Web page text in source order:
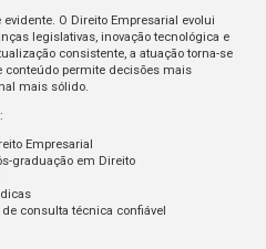
O Direito Empresarial evolui
legislativas, inovação tecnológica e
consistente, a atuação torna-se
conteúdo permite decisões mais
mais sólido.
Empresarial
graduação em Direito
consulta técnica confiável